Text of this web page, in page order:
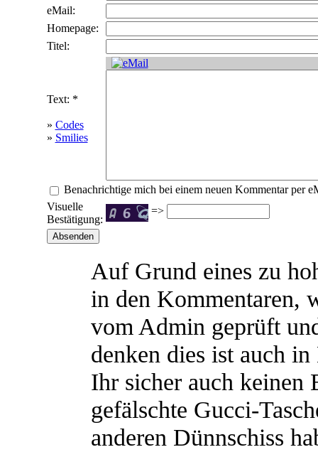
eMail:
Homepage:
Titel:
Text: *
» Codes
» Smilies
Benachrichtige mich bei einem neuen Kommentar per
Visuelle
Bestätigung:
=>
Auf Grund eines zu
in den Kommentaren,
vom Admin geprüft
denken dies ist auch in
Ihr sicher auch keinen
gefälschte Gucci-
anderen Dünnschiss